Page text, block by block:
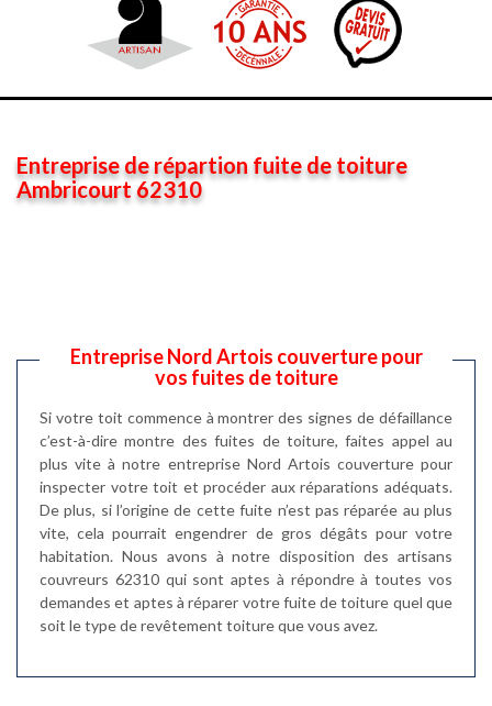
Entreprise de répartion fuite de toiture
Ambricourt 62310
Entreprise Nord Artois couverture pour
vos fuites de toiture
Si votre toit commence à montrer des signes de défaillance
c’est-à-dire montre des fuites de toiture, faites appel au
plus vite à notre entreprise Nord Artois couverture pour
inspecter votre toit et procéder aux réparations adéquats.
De plus, si l’origine de cette fuite n’est pas réparée au plus
vite, cela pourrait engendrer de gros dégâts pour votre
habitation. Nous avons à notre disposition des artisans
couvreurs 62310 qui sont aptes à répondre à toutes vos
demandes et aptes à réparer votre fuite de toiture quel que
soit le type de revêtement toiture que vous avez.